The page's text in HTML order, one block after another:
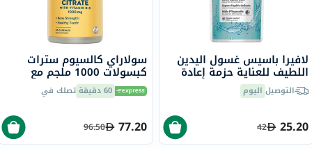
لافيرا باسيس غسول اليدين
اللطيف للعناية حزمة إعادة
تعبئة 500 ملالتوصيل اليوم
25.20
42
سولاراي كالسيوم سترات
كبسولات 1000 ملجم مع
فيتامين D3 حزمه من 9060 دقيقة تصلك في
77.20
96.50